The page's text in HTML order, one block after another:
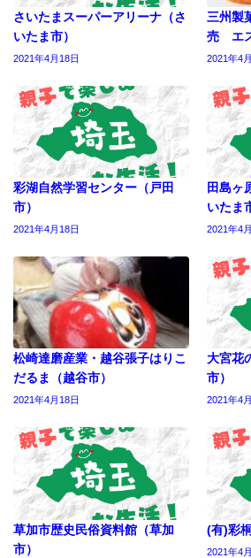
さいたまスーパーアリーナ（さ
いたま市）
2021年4月18日
三州製
売 エス
2021年4
彩湖自然学習センター（戸田
市）
2021年4月18日
田島ヶ
いたま
2021年4
松崎達磨産業・越谷張子はりこ
だるま（越谷市）
2021年4月18日
大宮花
市）
2021年4
草加市歴史民俗資料館（草加
市）
(有)彩
2021年4